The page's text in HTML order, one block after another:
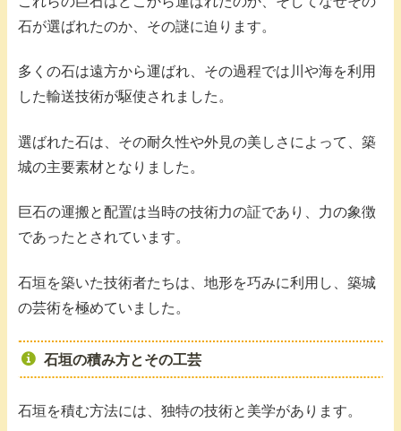
石が選ばれたのか、その謎に迫ります。
多くの石は遠方から運ばれ、その過程では川や海を利用
した輸送技術が駆使されました。
選ばれた石は、その耐久性や外見の美しさによって、築
城の主要素材となりました。
巨石の運搬と配置は当時の技術力の証であり、力の象徴
であったとされています。
石垣を築いた技術者たちは、地形を巧みに利用し、築城
の芸術を極めていました。
石垣の積み方とその工芸
石垣を積む方法には、独特の技術と美学があります。